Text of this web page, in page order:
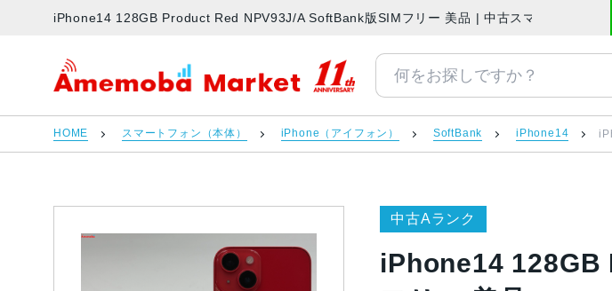
iPhone14 128GB Product Red NPV93J/A SoftBank版SIMフリー 美品 | 中古スマホ販売のア
アメモバマーケット
HOME スマートフォン（本体） iPhone（アイフォン） SoftBank iPhone14
中古Aランク
iPhone14